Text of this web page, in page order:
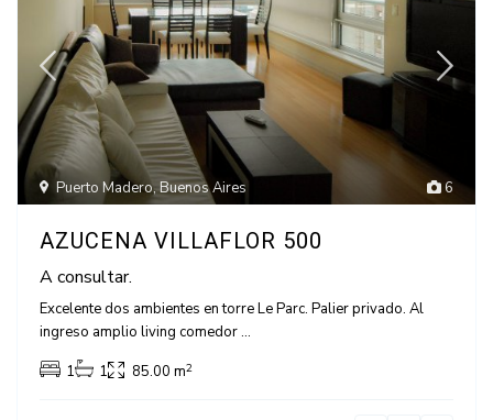
6
Puerto Madero,Buenos Aires
AZUCENA VILLAFLOR 500
A consultar.
Excelente dos ambientes en torre Le Parc. Palier privado. Al
ingreso amplio living comedor...
1
1 85.00 m2